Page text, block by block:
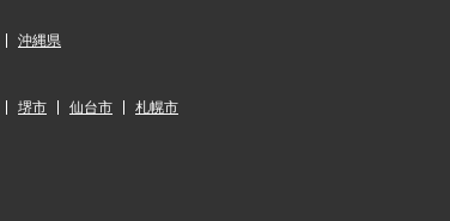
沖縄県
堺市 仙台市 札幌市